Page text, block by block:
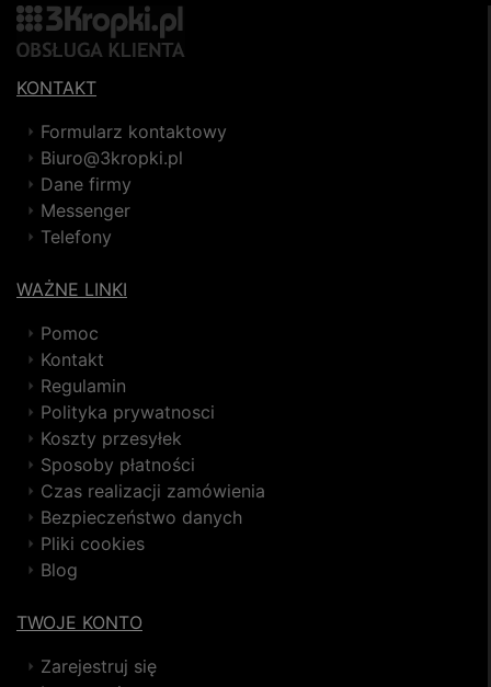
KONTAKT
Formularz kontaktowy
Biuro@3kropki.pl
Dane firmy
Messenger
Telefony
WAŻNE LINKI
Pomoc
Kontakt
Regulamin
Polityka prywatnosci
Koszty przesyłek
Sposoby płatności
Czas realizacji zamówienia
Bezpieczeństwo danych
Pliki cookies
Blog
TWOJE KONTO
Zarejestruj się